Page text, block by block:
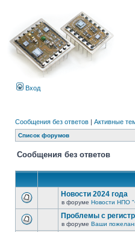
Вход
Сообщения без ответов | Активные
Список форумов
Сообщения без ответов
Новости 2024 года
в форуме Новости НПО
Проблемы с
в форуме Ваши